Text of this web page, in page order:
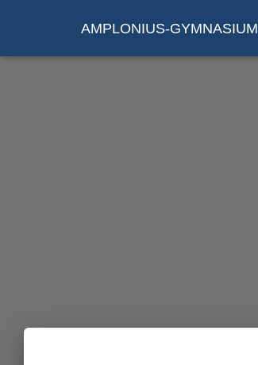
AMPLONIUS-GYMNASIUM